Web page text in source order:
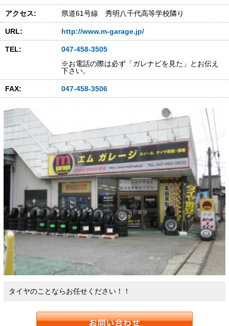
アクセス: 県道61号線 秀明八千代高等学校隣り
URL: http://www.m-garage.jp/
TEL:
047-458-3505
※お電話の際は必ず「ガレナビを見た」とお伝え
下さい。
FAX: 047-458-3506
タイヤのことならお任せください！！